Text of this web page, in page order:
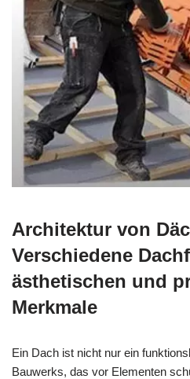
Architektur von
Verschiedene
ästhetischen und
Merkmale
Ein Dach ist nicht nur ein
Bauwerks, das vor Elementen